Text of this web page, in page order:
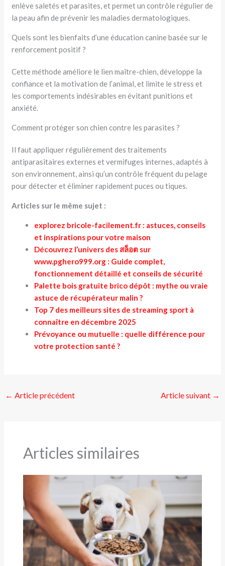
enlève saletés et parasites, et permet un contrôle régulier de
la peau afin de prévenir les maladies dermatologiques.
Quels sont les bienfaits d’une éducation canine basée sur le
renforcement positif ?
Cette méthode améliore le lien maître-chien, développe la
confiance et la motivation de l’animal, et limite le stress et
les comportements indésirables en évitant punitions et
anxiété.
Comment protéger son chien contre les parasites ?
Il faut appliquer régulièrement des traitements
antiparasitaires externes et vermifuges internes, adaptés à
son environnement, ainsi qu’un contrôle fréquent du pelage
pour détecter et éliminer rapidement puces ou tiques.
Articles sur le même sujet :
explorez bricole-facilement.fr : astuces, conseils
et inspirations pour votre maison
Découvrez l’univers des สล็อต sur
www.pghero999.org : Guide complet,
fonctionnement détaillé et conseils de sécurité
Palette bois gratuite brico dépôt : mythe ou vraie
astuce de récupérateur malin ?
Top 7 des meilleurs sites de streaming sport à
connaître en décembre 2025
Prévoyance ou mutuelle : quelle différence pour
votre protection santé ?
← Article précédent Article suivant →
Articles similaires